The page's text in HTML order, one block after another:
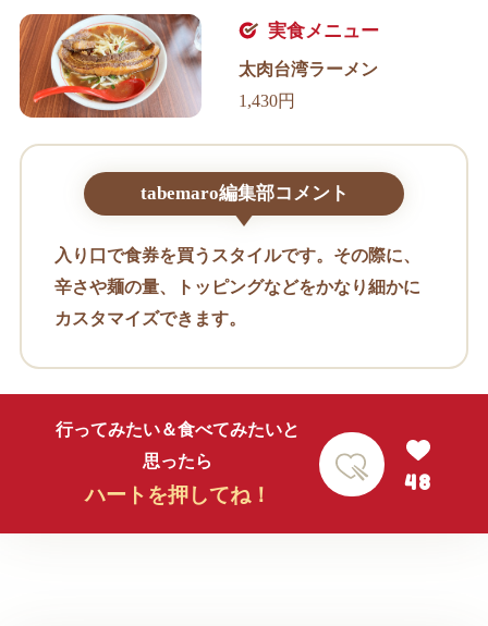
実食メニュー
太肉台湾ラーメン
1,430円
tabemaro編集部コメント
入り口で食券を買うスタイルです。その際に、
辛さや麺の量、トッピングなどをかなり細かに
カスタマイズできます。
行ってみたい＆食べてみたいと
思ったら
ハートを押してね！
48